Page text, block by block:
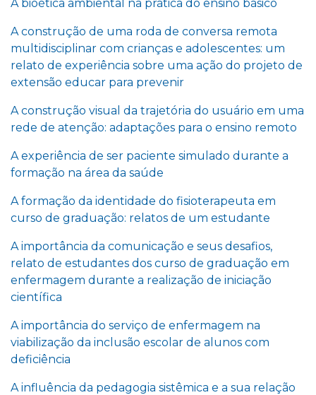
A bioética ambiental na prática do ensino básico
A construção de uma roda de conversa remota
multidisciplinar com crianças e adolescentes: um
relato de experiência sobre uma ação do projeto de
extensão educar para prevenir
A construção visual da trajetória do usuário em uma
rede de atenção: adaptações para o ensino remoto
A experiência de ser paciente simulado durante a
formação na área da saúde
A formação da identidade do fisioterapeuta em
curso de graduação: relatos de um estudante
A importância da comunicação e seus desafios,
relato de estudantes dos curso de graduação em
enfermagem durante a realização de iniciação
científica
A importância do serviço de enfermagem na
viabilização da inclusão escolar de alunos com
deficiência
A influência da pedagogia sistêmica e a sua relação